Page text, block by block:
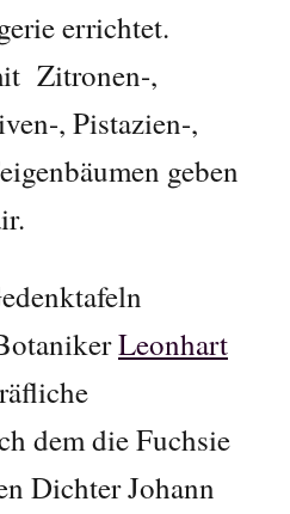
errichtet.
Zitronen-,
, Pistazien-,
geben
Leonhart
dem die Fuchsie
Dichter Johann